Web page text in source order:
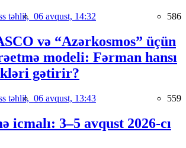
təhlil, 06 avqust, 14:32 586
və “Azərkosmos” üçün
modeli: Fərman hansı
gətirir?
təhlil, 06 avqust, 13:43 559
icmalı: 3–5 avqust 2026-cı